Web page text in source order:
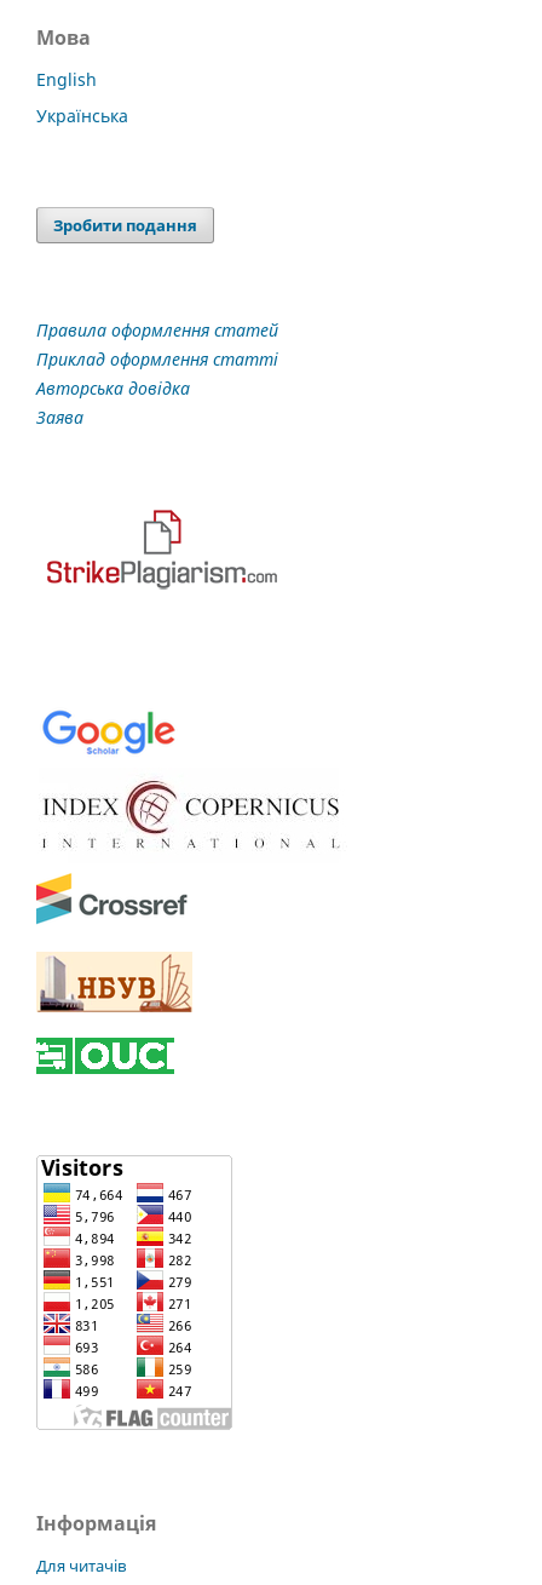
Мова
English
Українська
Зробити подання
Правила оформлення статей
Приклад оформлення статті
Авторська довідка
Заява
Інформація
Для читачів